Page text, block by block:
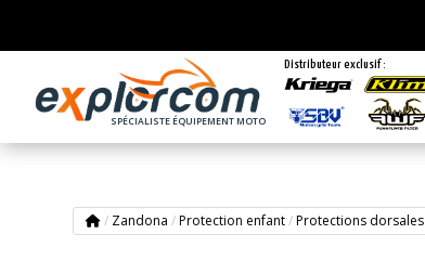
SPÉCIALISTE ÉQUIPEMENT MOTO
Distributeur exclusif :
/ Zandona /Protection enfant/Protections dorsales